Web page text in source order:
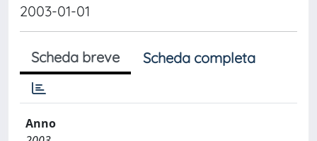
2003-01-01
Scheda breve Scheda completa
Anno